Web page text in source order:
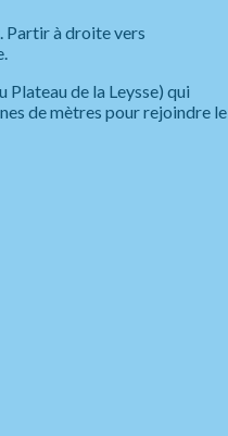
Partir à droite vers
de la Leysse) qui
de mètres pour rejoindre le